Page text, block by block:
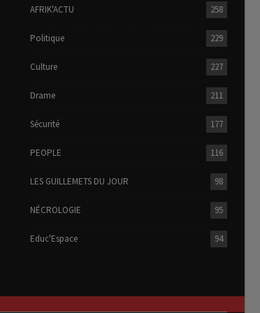
AFRIK'ACTU 258
Politique 229
Culture 227
Drame 211
Sécurité 177
PEOPLE 116
LES GUILLEMETS DU JOUR 98
NÉCROLOGIE 95
Educ'Espace 94